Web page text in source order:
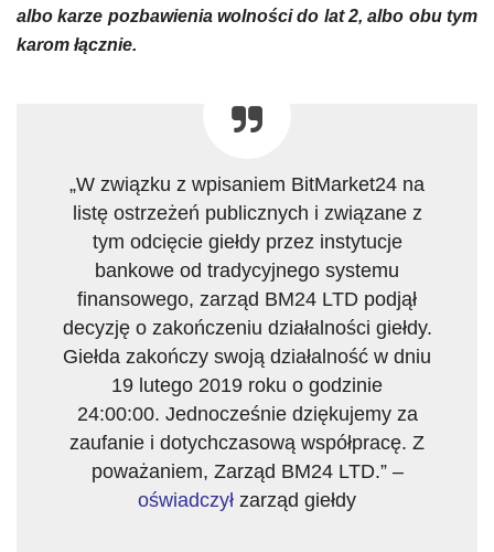
albo karze pozbawienia wolności do lat 2, albo obu tym
karom łącznie.
„W związku z wpisaniem BitMarket24 na
listę ostrzeżeń publicznych i związane z
tym odcięcie giełdy przez instytucje
bankowe od tradycyjnego systemu
finansowego, zarząd BM24 LTD podjął
decyzję o zakończeniu działalności giełdy.
Giełda zakończy swoją działalność w dniu
19 lutego 2019 roku o godzinie
24:00:00. Jednocześnie dziękujemy za
zaufanie i dotychczasową współpracę. Z
poważaniem, Zarząd BM24 LTD.” –
oświadczył zarząd giełdy